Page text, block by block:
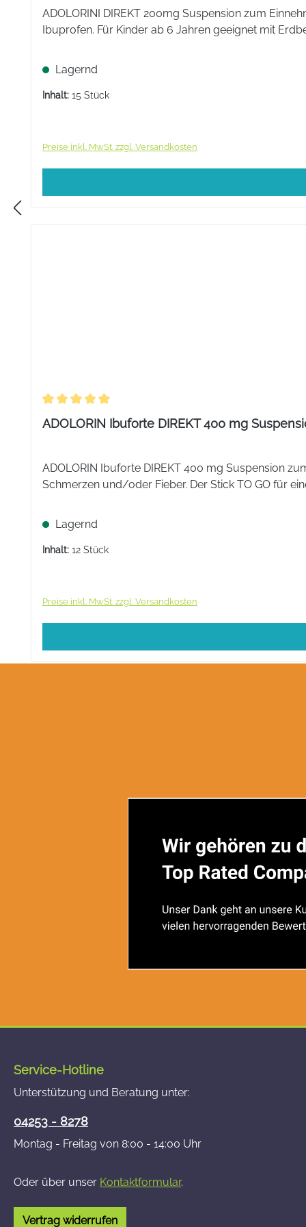
Flaschenhals.
Inhaltsstoffe
Der Wirkstoff ist: Paracetamol 1 Flasche mit 100 ml
Gelborange S (E 110).
ADOLORINI DIREKT 200mg Suspension zum
Ibuprofen. Für Kinder ab 6 Jahren geeignet mit
Lagernd
Inhalt: 15 Stück
Preise inkl. MwSt. zzgl. Versandkosten
Durchschnittliche Bewertung von 5 von 5 Sternen
ADOLORIN Ibuforte DIREKT 400 mg
ADOLORIN Ibuforte DIREKT 400 mg Suspension
Schmerzen und/oder Fieber. Der Stick TO GO für
Lagernd
Inhalt: 12 Stück
Preise inkl. MwSt. zzgl. Versandkosten
Service-Hotline
Unterstützung und Beratung unter:
04253 - 8278
Montag - Freitag von 8:00 - 14:00 Uhr
Oder über unser Kontaktformular.
Vertrag widerrufen